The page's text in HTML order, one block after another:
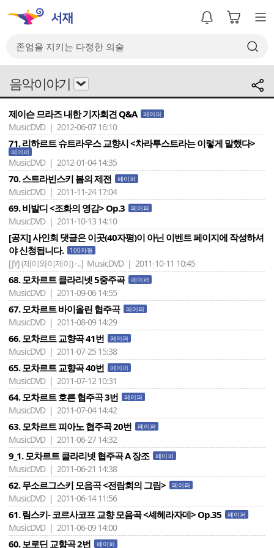
음악이야기
제이슨 므라즈 내한 기자회견 Q&A 페이퍼
MusicDVD | 2012-06-07 16:10
71. 리하르트 슈트라우스 교향시 <차라투스트라는 이렇게 말했다>
페이퍼
MusicDVD | 2012-01-04 14:35
70. 스트라빈스키 봄의 제전 페이퍼
MusicDVD | 2011-11-24 17:04
69. 비발디 <조화의 영감> Op.3 페이퍼
MusicDVD | 2011-10-13 14:10
[공지] 사인회 댓글은 이곳(40자평)이 아닌 이벤트 페이지에 작성하셔
야 신청됩니다.
100자평
[JYJ (제이와이제이) -..] MusicDVD | 2011-10-11 10:45
68. 모차르트 클라리넷 5중주곡 페이퍼
MusicDVD | 2011-09-06 14:55
67. 모차르트 바이올린 협주곡 페이퍼
MusicDVD | 2011-08-09 14:29
66. 모차르트 교향곡 41번 페이퍼
MusicDVD | 2011-07-25 15:38
65. 모차르트 교향곡 40번 페이퍼
MusicDVD | 2011-07-12 10:31
64. 모차르트 호른 협주곡 3번 페이퍼
MusicDVD | 2011-07-04 14:42
63. 모차르트 피아노 협주곡 20번 페이퍼
MusicDVD | 2011-06-27 14:32
9_1. 모차르트 클라리넷 협주곡 A 장조 페이퍼
MusicDVD | 2011-06-21 14:38
62. 무소르그스키 모음곡 <전람회의 그림> 페이퍼
MusicDVD | 2011-06-14 11:56
61. 림스키- 코르사코프 교향 모음곡 <셰헤라자데> Op.35 페이퍼
MusicDVD | 2011-06-09 14:00
60. 보로딘 교향곡 2번 페이퍼